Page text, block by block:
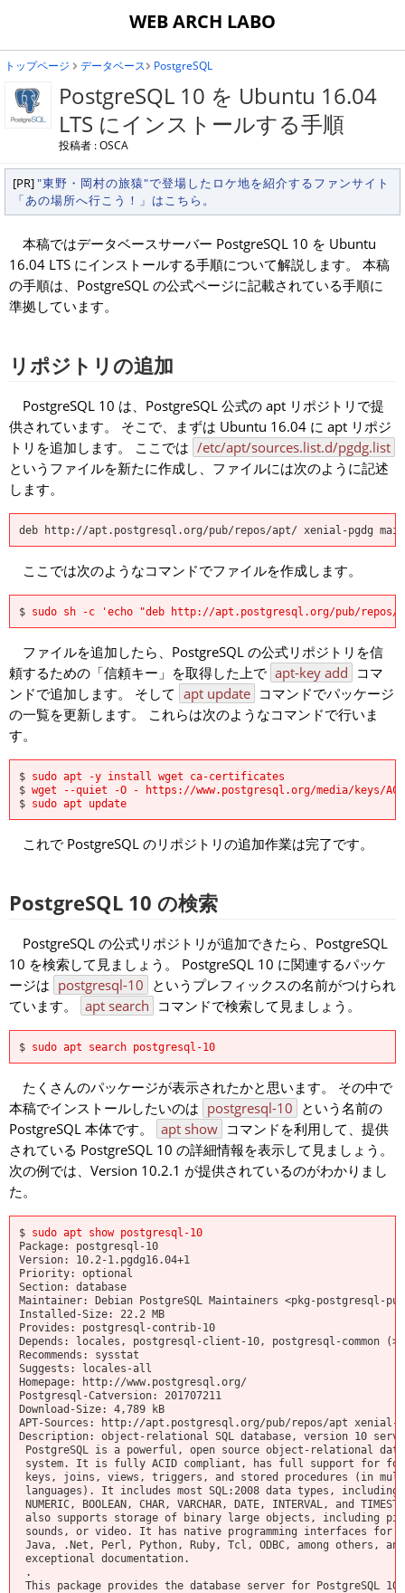
WEB ARCH LABO
トップページ データベース PostgreSQL
PostgreSQL 10 を Ubuntu 16.04
LTS にインストールする手順
投稿者 : OSCA
[PR]"東野・岡村の旅猿"で登場したロケ地を紹介するファンサイト
「あの場所へ行こう！」はこちら。
本稿ではデータベースサーバー PostgreSQL 10 を Ubuntu
16.04 LTS にインストールする手順について解説します。 本稿
の手順は、PostgreSQL の公式ページに記載されている手順に
準拠しています。
リポジトリの追加
PostgreSQL 10 は、PostgreSQL 公式の apt リポジトリで提
供されています。 そこで、まずは Ubuntu 16.04 に apt リポジ
トリを追加します。 ここでは /etc/apt/sources.list.d/pgdg.list
というファイルを新たに作成し、ファイルには次のように記述
します。
deb http://apt.postgresql.org/pub/repos/apt/ xenial-pgdg main
ここでは次のようなコマンドでファイルを作成します。
$ sudo sh -c 'echo "deb http://apt.postgresql.org/pub/
ファイルを追加したら、PostgreSQL の公式リポジトリを信
頼するための「信頼キー」を取得した上で apt-key add コマ
ンドで追加します。 そして apt update コマンドでパッケージ
の一覧を更新します。 これらは次のようなコマンドで行いま
す。
$ sudo apt -y install wget ca-certificates
$ wget --quiet -O - https://www.postgresql.org/media/keys/
$ sudo apt update
これで PostgreSQL のリポジトリの追加作業は完了です。
PostgreSQL 10 の検索
PostgreSQL の公式リポジトリが追加できたら、PostgreSQL
10 を検索して見ましょう。 PostgreSQL 10 に関連するパッケ
ージは postgresql-10 というプレフィックスの名前がつけられ
ています。
apt search コマンドで検索して見ましょう。
$ sudo apt search postgresql-10
たくさんのパッケージが表示されたかと思います。 その中で
本稿でインストールしたいのは postgresql-10 という名前の
PostgreSQL 本体です。
apt show コマンドを利用して、提供
されている PostgreSQL 10 の詳細情報を表示して見ましょう。
次の例では、Version 10.2.1 が提供されているのがわかりまし
た。
$ sudo apt show postgresql-10
Package: postgresql-10
Version: 10.2-1.pgdg16.04+1
Priority: optional
Section: database
Maintainer: Debian PostgreSQL Maintainers <pkg-postgresql-
Installed-Size: 22.2 MB
Provides: postgresql-contrib-10
Depends: locales, postgresql-client-10, postgresql-
Recommends: sysstat
Suggests: locales-all
Homepage: http://www.postgresql.org/
Postgresql-Catversion: 201707211
Download-Size: 4,789 kB
APT-Sources: http://apt.postgresql.org/pub/repos/apt xenial-
Description: object-relational SQL database, version 10
PostgreSQL is a powerful, open source object-relational
system. It is fully ACID compliant, has full support for
keys, joins, views, triggers, and stored procedures (in
languages). It includes most SQL:2008 data types, including
NUMERIC, BOOLEAN, CHAR, VARCHAR, DATE, INTERVAL, and
also supports storage of binary large objects, including
sounds, or video. It has native programming interfaces for
Java, .Net, Perl, Python, Ruby, Tcl, ODBC, among others, and
exceptional documentation.
.
This package provides the database server for PostgreSQL 10.